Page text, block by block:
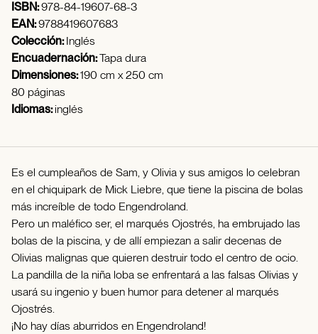
ISBN:978-84-19607-68-3
EAN:9788419607683
Colección:Inglés
Encuadernación:Tapa dura
Dimensiones:190 cm x 250 cm
80 páginas
Idiomas:inglés
Es el cumpleaños de Sam, y Olivia y sus amigos lo celebran
en el chiquipark de Mick Liebre, que tiene la piscina de bolas
más increíble de todo Engendroland.
Pero un maléfico ser, el marqués Ojostrés, ha embrujado las
bolas de la piscina, y de allí empiezan a salir decenas de
Olivias malignas que quieren destruir todo el centro de ocio.
La pandilla de la niña loba se enfrentará a las falsas Olivias y
usará su ingenio y buen humor para detener al marqués
Ojostrés.
¡No hay días aburridos en Engendroland!